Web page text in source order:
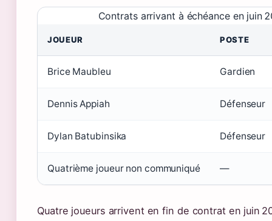
Contrats arrivant à échéance en juin
JOUEUR POSTE
Brice Maubleu Gardien
Dennis Appiah Défenseur
Dylan Batubinsika Défenseur
Quatrième joueur non communiqué —
Quatre joueurs arrivent en fin de contrat en juin